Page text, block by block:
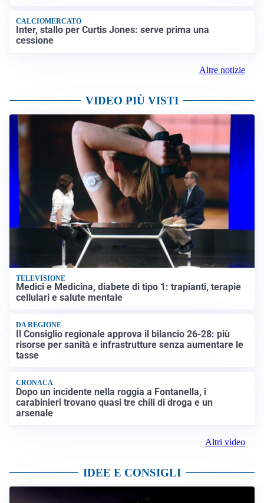
CALCIOMERCATO
Inter, stallo per Curtis Jones: serve prima una
cessione
Altre notizie
VIDEO PIÙ VISTI
TELEVISIONE
Medici e Medicina, diabete di tipo 1: trapianti, terapie
cellulari e salute mentale
DA REGIONE
Il Consiglio regionale approva il bilancio 26-28: più
risorse per sanità e infrastrutture senza aumentare le
tasse
CRONACA
Dopo un incidente nella roggia a Fontanella, i
carabinieri trovano quasi tre chili di droga e un
arsenale
Altri video
IDEE E CONSIGLI